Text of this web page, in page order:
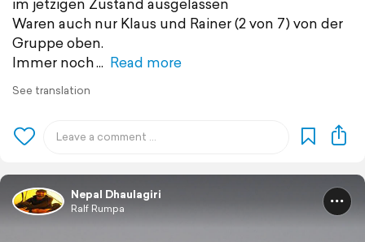
Waren auch nur Klaus und Rainer (2 von 7) von der
Gruppe oben.
Immer noch
Read more
See translation
Nepal Dhaulagiri
Ralf Rumpa